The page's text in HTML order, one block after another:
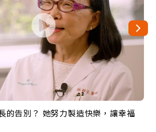
的告別？ 她努力製造快樂，讓幸福
力神父 為台灣奉獻36年 「台灣是我
都講台語！」
、搬回台灣找快樂！「蛋黃哥小
，逗樂上萬爺奶：退休後才開始真
世界紀錄 成為全球最年長羽球選
秘密原來是「這個」
追夢…黑手阿伯拉小提琴還登上小
大讚！